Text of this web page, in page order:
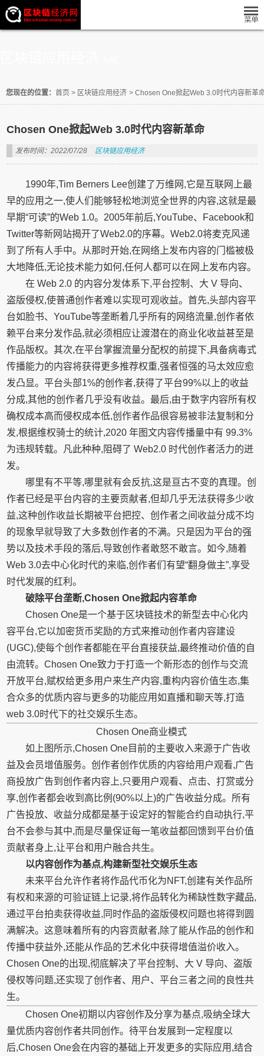
您现在的位置： 首页 > 区块链应用经济 > Chosen One掀起Web 3.0时代内容新革
Chosen One掀起Web 3.0时代内容新革命
发布时间：2022/07/28 区块链应用经济
1990年,Tim Berners Lee创建了万维网,它是互联网上最
早的应用之一,使人们能够轻松地浏览全世界的内容,这就是最
早期“可读”的Web 1.0。2005年前后,YouTube、Facebook和
Twitter等新网站揭开了Web2.0的序幕。Web2.0将麦克风递
到了所有人手中。从那时开始,在网络上发布内容的门槛被极
大地降低,无论技术能力如何,任何人都可以在网上发布内容。
在 Web 2.0 的内容分发体系下,平台控制、大 V 导向、
盗版侵权,使普通创作者难以实现可观收益。首先,头部内容平
台如脸书、YouTube等垄断着几乎所有的网络流量,创作者依
赖平台来分发作品,就必须相应让渡潜在的商业化收益甚至是
作品版权。其次,在平台掌握流量分配权的前提下,具备病毒式
传播能力的内容将获得更多推荐权重,强者恒强的马太效应愈
发凸显。平台头部1%的创作者,获得了平台99%以上的收益
分成,其他的创作者几乎没有收益。最后,由于数字内容所有权
确权成本高而侵权成本低,创作者作品很容易被非法复制和分
发,根据维权骑士的统计,2020 年图文内容传播量中有 99.3%
为违规转载。凡此种种,阻碍了 Web2.0 时代创作者活力的迸
发。
哪里有不平等,哪里就有会反抗,这是亘古不变的真理。创
作者已经是平台内容的主要贡献者,但却几乎无法获得多少收
益,这种创作收益长期被平台把控、创作者之间收益分成不均
的现象早就导致了大多数创作者的不满。只是因为平台的强
势以及技术手段的落后,导致创作者敢怒不敢言。如今,随着
Web 3.0去中心化时代的来临,创作者们有望“翻身做主”,享受
时代发展的红利。
破除平台垄断,Chosen One掀起内容革命
Chosen One是一个基于区块链技术的新型去中心化内
容平台,它以加密货币奖励的方式来推动创作者内容建设
(UGC),使每个创作者都能在平台直接获益,最终推动价值的自
由流转。Chosen One致力于打造一个新形态的创作与交流
开放平台,赋权给更多用户来生产内容,重构内容价值生态,集
合众多的优质内容与更多的功能应用如直播和聊天等,打造
web 3.0时代下的社交娱乐生态。
Chosen One商业模式
如上图所示,Chosen One目前的主要收入来源于广告收
益及会员增值服务。创作者创作优质的内容给用户观看,广告
商投放广告到创作者内容上,只要用户观看、点击、打赏或分
享,创作者都会收到高比例(90%以上)的广告收益分成。所有
广告投放、收益分成都是基于设定好的智能合约自动执行,平
台不会参与其中,而是尽量保证每一笔收益都回馈到平台价值
贡献者身上,让平台和用户融合共生。
以内容创作为基点,构建新型社交娱乐生态
未来平台允许作者将作品代币化为NFT,创建有关作品所
有权和来源的可验证链上记录,将作品转化为稀缺性数字藏品,
通过平台拍卖获得收益,同时作品的盗版侵权问题也将得到圆
满解决。这意味着所有的内容贡献者,除了能从作品的创作和
传播中获益外,还能从作品的艺术化中获得增值溢价收入。
Chosen One的出现,彻底解决了平台控制、大 V 导向、盗版
侵权等问题,还实现了创作者、用户、平台三者之间的良性共
生。
Chosen One初期以内容创作及分享为基点,吸纳全球大
量优质内容创作者共同创作。待平台发展到一定程度以
后,Chosen One会在内容的基础上开发更多的实际应用,结合